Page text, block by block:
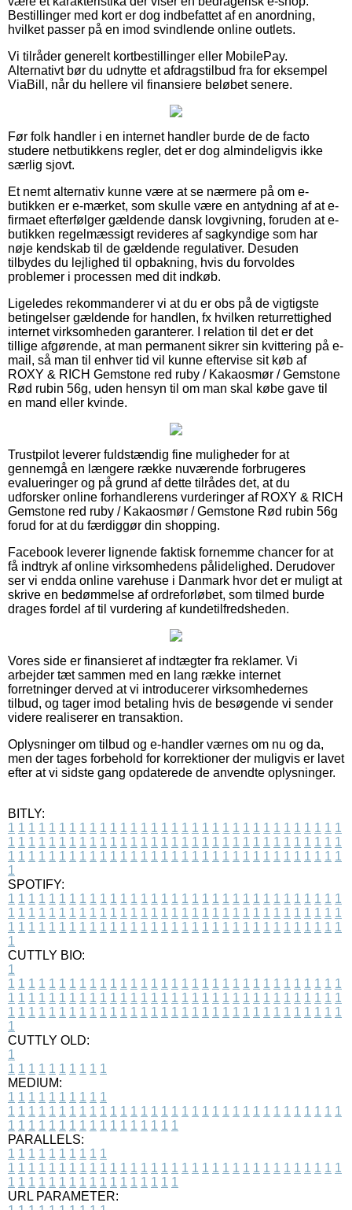
Bestillinger med kort er dog indbefattet af en anordning,
hvilket passer på en imod svindlende online outlets.
Vi tilråder generelt kortbestillinger eller MobilePay.
Alternativt bør du udnytte et afdragstilbud fra for eksempel
ViaBill, når du hellere vil finansiere beløbet senere.
Før folk handler i en internet handler burde de de facto
studere netbutikkens regler, det er dog almindeligvis ikke
særlig sjovt.
Et nemt alternativ kunne være at se nærmere på om e-
butikken er e-mærket, som skulle være en antydning af at e-
firmaet efterfølger gældende dansk lovgivning, foruden at e-
butikken regelmæssigt revideres af sagkyndige som har
nøje kendskab til de gældende regulativer. Desuden
tilbydes du lejlighed til opbakning, hvis du forvoldes
problemer i processen med dit indkøb.
Ligeledes rekommanderer vi at du er obs på de vigtigste
betingelser gældende for handlen, fx hvilken returrettighed
internet virksomheden garanterer. I relation til det er det
tillige afgørende, at man permanent sikrer sin kvittering på e-
mail, så man til enhver tid vil kunne eftervise sit køb af
ROXY & RICH Gemstone red ruby / Kakaosmør / Gemstone
Rød rubin 56g, uden hensyn til om man skal købe gave til
en mand eller kvinde.
Trustpilot leverer fuldstændig fine muligheder for at
gennemgå en længere række nuværende forbrugeres
evalueringer og på grund af dette tilrådes det, at du
udforsker online forhandlerens vurderinger af ROXY & RICH
Gemstone red ruby / Kakaosmør / Gemstone Rød rubin 56g
forud for at du færdiggør din shopping.
Facebook leverer lignende faktisk fornemme chancer for at
få indtryk af online virksomhedens pålidelighed. Derudover
ser vi endda online varehuse i Danmark hvor det er muligt at
skrive en bedømmelse af ordreforløbet, som tilmed burde
drages fordel af til vurdering af kundetilfredsheden.
Vores side er finansieret af indtægter fra reklamer. Vi
arbejder tæt sammen med en lang række internet
forretninger derved at vi introducerer virksomhedernes
tilbud, og tager imod betaling hvis de besøgende vi sender
videre realiserer en transaktion.
Oplysninger om tilbud og e-handler værnes om nu og da,
men der tages forbehold for korrektioner der muligvis er lavet
efter at vi sidste gang opdaterede de anvendte oplysninger.
BITLY:
1 1 1 1 1 1 1 1 1 1 1 1 1 1 1 1 1 1 1 1 1 1 1 1 1 1 1 1 1 1 1 1 1
1 1 1 1 1 1 1 1 1 1 1 1 1 1 1 1 1 1 1 1 1 1 1 1 1 1 1 1 1 1 1 1 1
1 1 1 1 1 1 1 1 1 1 1 1 1 1 1 1 1 1 1 1 1 1 1 1 1 1 1 1 1 1 1 1 1
1
SPOTIFY:
1 1 1 1 1 1 1 1 1 1 1 1 1 1 1 1 1 1 1 1 1 1 1 1 1 1 1 1 1 1 1 1 1
1 1 1 1 1 1 1 1 1 1 1 1 1 1 1 1 1 1 1 1 1 1 1 1 1 1 1 1 1 1 1 1 1
1 1 1 1 1 1 1 1 1 1 1 1 1 1 1 1 1 1 1 1 1 1 1 1 1 1 1 1 1 1 1 1 1
1
CUTTLY BIO:
1
1 1 1 1 1 1 1 1 1 1 1 1 1 1 1 1 1 1 1 1 1 1 1 1 1 1 1 1 1 1 1 1 1
1 1 1 1 1 1 1 1 1 1 1 1 1 1 1 1 1 1 1 1 1 1 1 1 1 1 1 1 1 1 1 1 1
1 1 1 1 1 1 1 1 1 1 1 1 1 1 1 1 1 1 1 1 1 1 1 1 1 1 1 1 1 1 1 1 1
1
CUTTLY OLD:
1
1 1 1 1 1 1 1 1 1 1
MEDIUM:
1 1 1 1 1 1 1 1 1 1
1 1 1 1 1 1 1 1 1 1 1 1 1 1 1 1 1 1 1 1 1 1 1 1 1 1 1 1 1 1 1 1 1
1 1 1 1 1 1 1 1 1 1 1 1 1 1 1 1 1
PARALLELS:
1 1 1 1 1 1 1 1 1 1
1 1 1 1 1 1 1 1 1 1 1 1 1 1 1 1 1 1 1 1 1 1 1 1 1 1 1 1 1 1 1 1 1
1 1 1 1 1 1 1 1 1 1 1 1 1 1 1 1 1
URL PARAMETER: